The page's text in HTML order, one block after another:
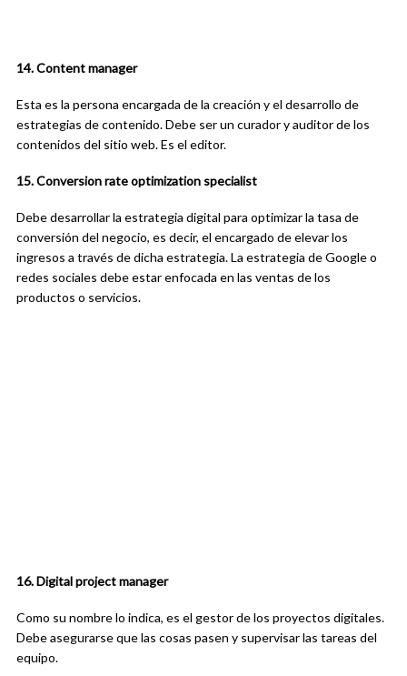
14. Content manager
Esta es la persona encargada de la creación y el desarrollo de
estrategias de contenido. Debe ser un curador y auditor de los
contenidos del sitio web. Es el editor.
15. Conversion rate optimization specialist
Debe desarrollar la estrategia digital para optimizar la tasa de
conversión del negocio, es decir, el encargado deelevar los
ingresos a través de dicha estrategia. La estrategia de Google o
redes sociales debe estar enfocada en las ventas de los
productos o servicios.
16. Digital project manager
Como su nombre lo indica, es el gestor de los proyectos digitales.
Debe asegurarse que las cosas pasen y supervisar las tareas del
equipo.